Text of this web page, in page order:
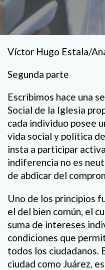
Víctor Hugo Estala/
Segunda parte
Escribimos hace una
Social de la Iglesia
cada individuo posee
vida social y política
insta a participar
indiferencia no es
de abdicar del
Uno de los principios
el del bien común, el
suma de intereses
condiciones que
todos los ciudadanos.
ciudad como Juárez,